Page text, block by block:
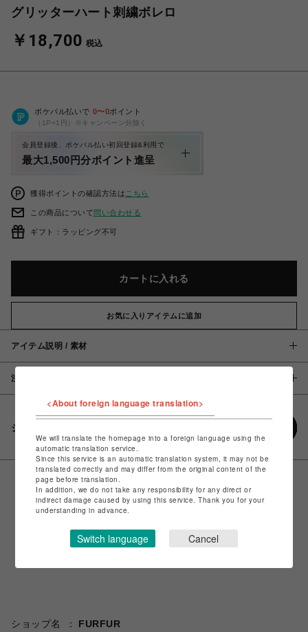
グリッターハート刺繍ボレロ
￥18,700 税込
ポケパル払いで 0〜0ポイント
（1P=1円）※キャンペーン分除く
会員登録後、ポケパル払い初回登録&利用で
最大1,500円分ポイント進呈
獲得ポイントの確認方法は こちら
この商品について問い合わせる
ギフト：ラッピング不可
カートに入れる
お気に入りアイテムに追加
アイテム説明 / 素材
注意事項
シェアする
ショップ名
FURFUR
<About foreign language translation>
We will translate the homepage into a foreign language using the
automatic translation service.
Since this service is an automatic translation system, it may not be
translated correctly and may differ from the original content of the
page before translation.
In addition, we do not take any responsibility for any direct or
indirect damage caused by using this service. Thank you for your
understanding in advance.
Switch language Cancel